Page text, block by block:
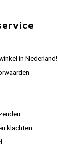
in Nederland!
klachten